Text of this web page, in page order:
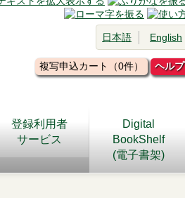
日本語 English
複写申込カート（0件） ヘルプ
登録利用者
サービス
Digital
BookShelf
(電子書架)